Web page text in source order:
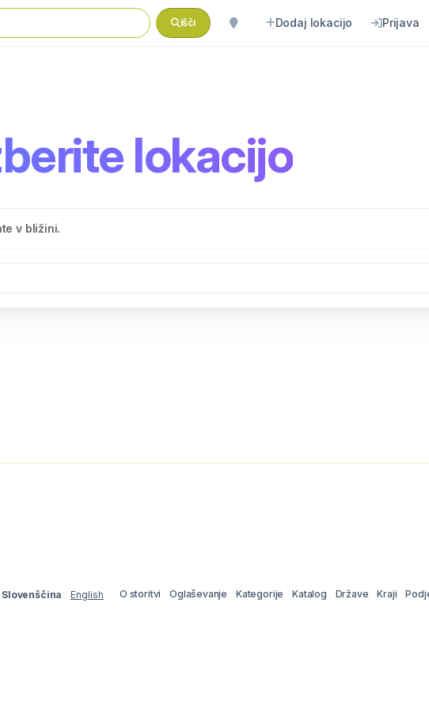
Išči Dodaj lokacijo Prijava
lokacijo
v bližini.
O storitvi Oglaševanje Kategorije Katalog Države Kraji
Slovenščina English